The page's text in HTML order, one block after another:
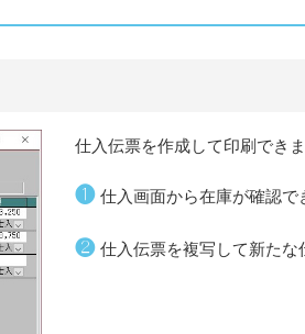
仕入伝票を作成して印刷できま
❶ 仕入画面から在庫が確認で
❷ 仕入伝票を複写して新たな